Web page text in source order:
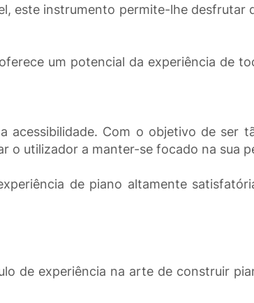
este instrumento permite-lhe desfrutar
um potencial da experiência de
acessibilidade. Com o objetivo de ser
o utilizador a manter-se focado na sua
de piano altamente
de experiência na arte de construir